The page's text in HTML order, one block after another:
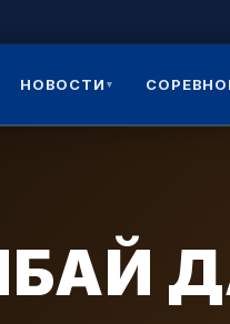
НОВОСТИ ▾